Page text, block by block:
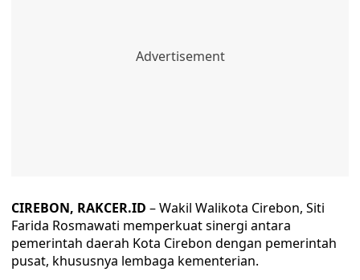
CIREBON, RAKCER.ID – Wakil Walikota Cirebon, Siti
Farida Rosmawati memperkuat sinergi antara
pemerintah daerah Kota Cirebon dengan pemerintah
pusat, khususnya lembaga kementerian.